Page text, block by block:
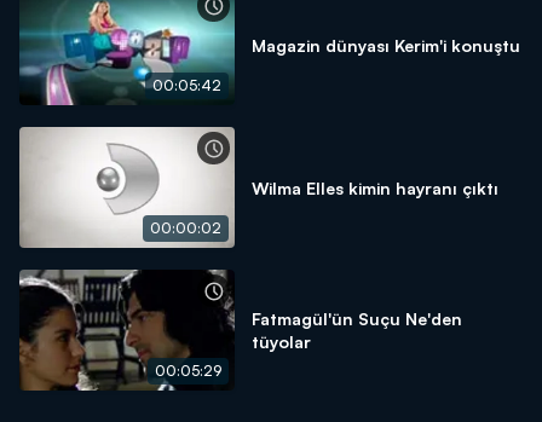
00:05:42
Magazin dünyası Kerim'i konuştu
00:00:02
Wilma Elles kimin hayranı çıktı
00:05:29
Fatmagül'ün Suçu Ne'den
tüyolar